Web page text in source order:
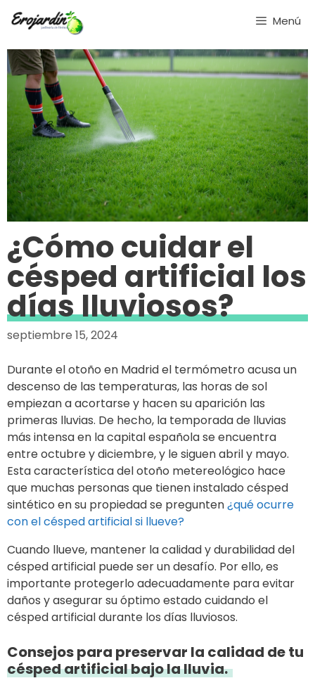
Menú
¿Cómo cuidar el
césped artificial los
días lluviosos?
septiembre 15, 2024
Durante el otoño en Madrid el termómetro acusa un
descenso de las temperaturas, las horas de sol
empiezan a acortarse y hacen su aparición las
primeras lluvias. De hecho, la temporada de lluvias
más intensa en la capital española se encuentra
entre octubre y diciembre, y le siguen abril y mayo.
Esta característica del otoño metereológico hace
que muchas personas que tienen instalado césped
sintético en su propiedad se pregunten¿qué ocurre
con el césped artificial si llueve?
Cuando llueve, mantener la calidad y durabilidad del
césped artificial puede ser un desafío. Por ello, es
importante protegerlo adecuadamente para evitar
daños y asegurar su óptimo estado cuidando el
césped artificial durante los días lluviosos.
Consejos para preservar la calidad de tu
césped artificial bajo la lluvia.